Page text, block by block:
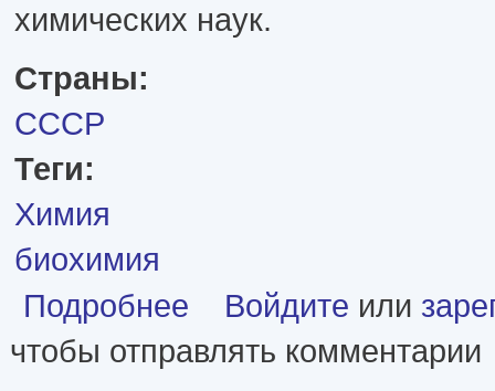
химических наук.
Страны:
СССР
Теги:
Химия
биохимия
Подробнее о Владимир Леонтьевич Вакула
Войдите или
чтобы отправлять комментарии